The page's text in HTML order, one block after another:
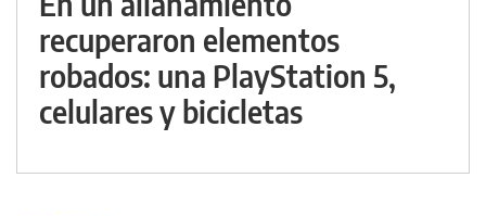
recuperaron elementos
robados: una PlayStation 5,
celulares y bicicletas